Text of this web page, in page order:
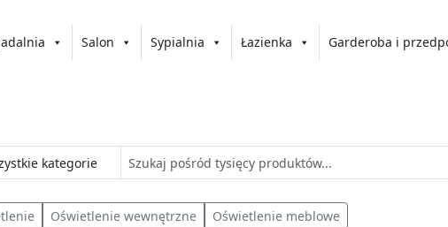
Salon Sypialnia Łazienka Garderoba i
Oświetlenie wewnętrzne Oświetlenie meblowe